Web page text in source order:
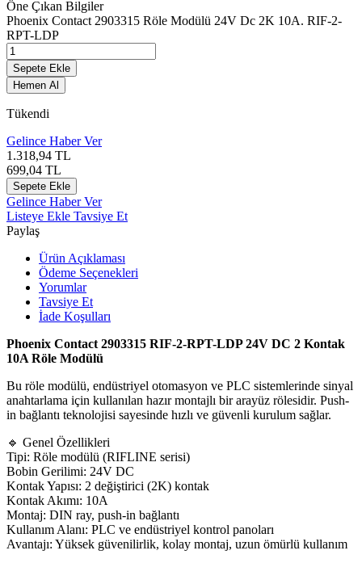
Öne Çıkan Bilgiler
Phoenix Contact 2903315 Röle Modülü 24V Dc 2K 10A. RIF-2-
RPT-LDP
Sepete Ekle
Hemen Al
Tükendi
Gelince Haber Ver
1.318,94 TL
699,04 TL
Sepete Ekle
Gelince Haber Ver
Listeye Ekle Tavsiye Et
Paylaş
Ürün Açıklaması
Ödeme Seçenekleri
Yorumlar
Tavsiye Et
İade Koşulları
Phoenix Contact 2903315 RIF-2-RPT-LDP 24V DC 2 Kontak
10A Röle Modülü
Bu röle modülü, endüstriyel otomasyon ve PLC sistemlerinde sinyal
anahtarlama için kullanılan hazır montajlı bir arayüz rölesidir. Push-
in bağlantı teknolojisi sayesinde hızlı ve güvenli kurulum sağlar.
🔹 Genel Özellikleri
Tipi: Röle modülü (RIFLINE serisi)
Bobin Gerilimi: 24V DC
Kontak Yapısı: 2 değiştirici (2K) kontak
Kontak Akımı: 10A
Montaj: DIN ray, push-in bağlantı
Kullanım Alanı: PLC ve endüstriyel kontrol panoları
Avantajı: Yüksek güvenilirlik, kolay montaj, uzun ömürlü kullanım